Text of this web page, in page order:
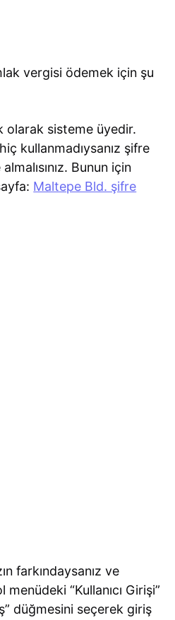
vergisi ödemek için şu
olarak sisteme üyedir.
kullanmadıysanız şifre
Bunun için
Maltepe Bld. şifre
farkındaysanız ve
“Kullanıcı Girişi”
düğmesini seçerek giriş